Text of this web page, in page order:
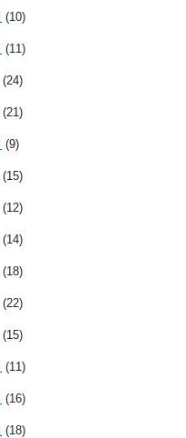
(10)
(11)
(24)
(21)
(9)
(15)
(12)
(14)
(18)
(22)
(15)
(11)
(16)
(18)